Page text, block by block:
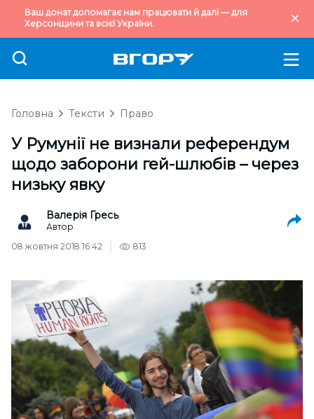
Ваш донат допомагає нам працювати й далі — для
Херсонщини та всієї України.
Головна Тексти Право
У Румунії не визнали референдум
щодо заборони гей-шлюбів – через
низьку явку
Валерія Гресь
Автор
08 жовтня 2018 16:42
813